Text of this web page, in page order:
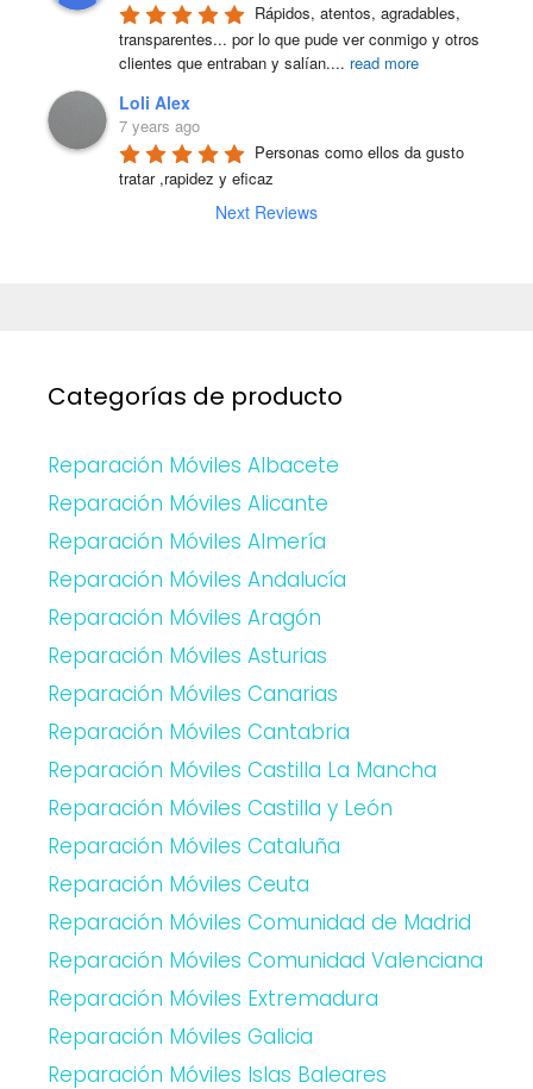
Rápidos, atentos, agradables,
transparentes... por lo que pude ver conmigo y otros
clientes que entraban y salían.... read more
Loli Alex
7 years ago
Personas como ellos da gusto
tratar ,rapidez y eficaz
Next Reviews
Categorías de producto
Reparación Móviles Albacete
Reparación Móviles Alicante
Reparación Móviles Almería
Reparación Móviles Andalucía
Reparación Móviles Aragón
Reparación Móviles Asturias
Reparación Móviles Canarias
Reparación Móviles Cantabria
Reparación Móviles Castilla La Mancha
Reparación Móviles Castilla y León
Reparación Móviles Cataluña
Reparación Móviles Ceuta
Reparación Móviles Comunidad de Madrid
Reparación Móviles Comunidad Valenciana
Reparación Móviles Extremadura
Reparación Móviles Galicia
Reparación Móviles Islas Baleares